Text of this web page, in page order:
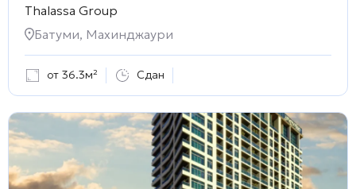
Thalassa Group
Батуми, Махинджаури
от 36.3м² Сдан